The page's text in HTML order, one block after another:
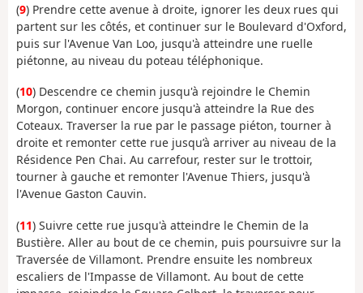
(9) Prendre cette avenue à droite, ignorer les deux rues qui
partent sur les côtés, et continuer sur le Boulevard d'Oxford,
puis sur l'Avenue Van Loo, jusqu'à atteindre une ruelle
piétonne, au niveau du poteau téléphonique.
(10) Descendre ce chemin jusqu'à rejoindre le Chemin
Morgon, continuer encore jusqu'à atteindre la Rue des
Coteaux. Traverser la rue par le passage piéton, tourner à
droite et remonter cette rue jusqu’à arriver au niveau de la
Résidence Pen Chai. Au carrefour, rester sur le trottoir,
tourner à gauche et remonter l'Avenue Thiers, jusqu'à
l'Avenue Gaston Cauvin.
(11) Suivre cette rue jusqu'à atteindre le Chemin de la
Bustière. Aller au bout de ce chemin, puis poursuivre sur la
Traversée de Villamont. Prendre ensuite les nombreux
escaliers de l'Impasse de Villamont. Au bout de cette